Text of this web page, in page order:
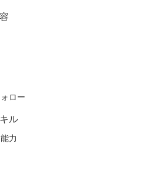
ロー
ル
力